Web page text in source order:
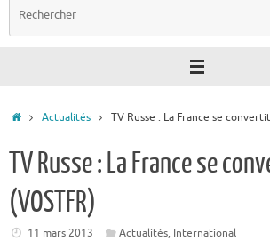
Accueil
Actualités TV Russe : La France se convertit
TV Russe : La France se
(VOSTFR)
11 mars 2013 Actualités, International